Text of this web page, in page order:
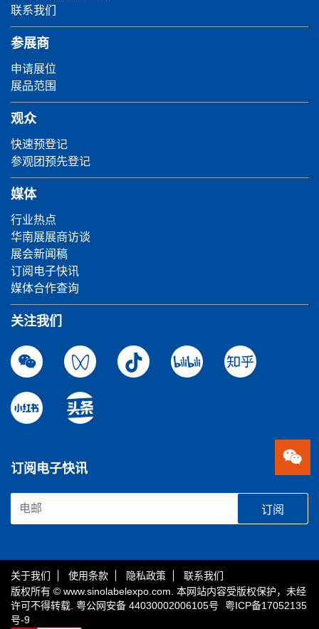
联系我们
参展商
申请展位
展品范围
观众
快速预登记
参观团预先登记
媒体
行业热点
华南展展商访谈
展会新闻稿
订阅电子快讯
媒体合作查询
关注我们
订阅电子快讯
订阅
关于我们 使用条款 隐私政策
联系我们
版权所有 © www.sinolabelexpo.com. 本网站内容受版权保护，未经
许可不得转载. 粤公网安备 44030002006105号
粤ICP备17052135
号-9